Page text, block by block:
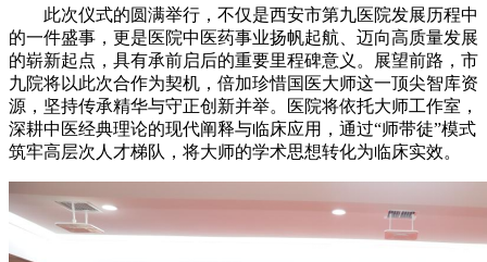
此次仪式的圆满举行，不仅是西安市第九医院发展历程中
的一件盛事，更是医院中医药事业扬帆起航、迈向高质量发展
的崭新起点，具有承前启后的重要里程碑意义。展望前路，市
九院将以此次合作为契机，倍加珍惜国医大师这一顶尖智库资
源，坚持传承精华与守正创新并举。医院将依托大师工作室，
深耕中医经典理论的现代阐释与临床应用，通过“师带徒”模式
筑牢高层次人才梯队，将大师的学术思想转化为临床实效。